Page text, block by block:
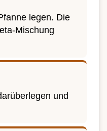
legen. Die
Mischung
und